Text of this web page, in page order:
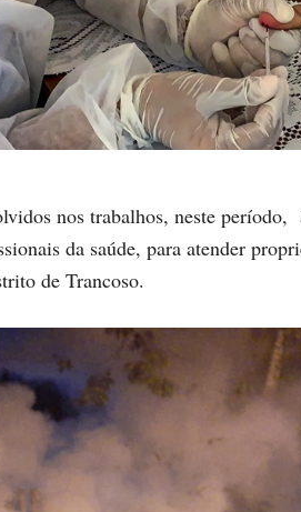
nos trabalhos, neste
da saúde, para atender
de Trancoso.